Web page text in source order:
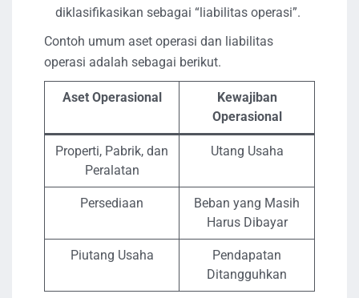
diklasifikasikan sebagai “liabilitas operasi”.
Contoh umum aset operasi dan liabilitas
operasi adalah sebagai berikut.
Aset Operasional
Kewajiban
Operasional
Properti, Pabrik, dan
Peralatan
Utang Usaha
Persediaan
Beban yang Masih
Harus Dibayar
Piutang Usaha
Pendapatan
Ditangguhkan